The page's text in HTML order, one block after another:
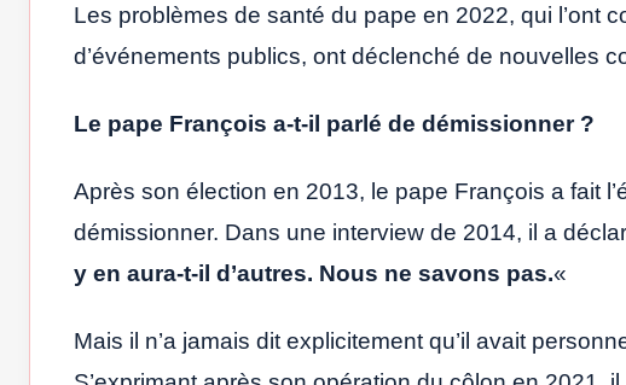
Les problèmes de santé du pape en 2022, qui l’ont
d’événements publics, ont déclenché de nouvelles
Le pape François a-t-il parlé de démissionner ?
Après son élection en 2013, le pape François a fait
démissionner. Dans une interview de 2014, il a
y en aura-t-il d’autres. Nous ne savons pas.«
Mais il n’a jamais dit explicitement qu’il avait